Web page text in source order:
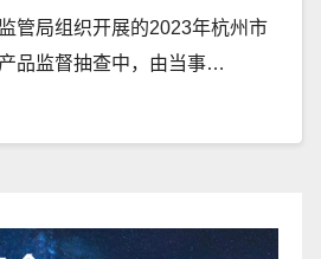
管局组织开展的2023年杭州市
品监督抽查中，由当事…